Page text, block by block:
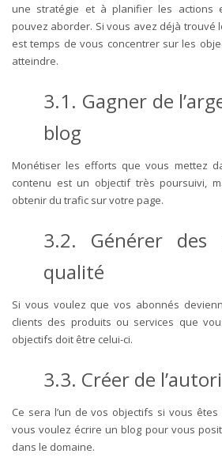
une stratégie et à planifier les actions
pouvez aborder. Si vous avez déjà trouvé
est temps de vous concentrer sur les
atteindre.
3.1. Gagner de
blog
Monétiser les efforts que vous mettez
contenu est un objectif très poursuivi,
obtenir du trafic sur votre page.
3.2. Générer des
qualité
Si vous voulez que vos abonnés
clients des produits ou services que
objectifs doit être celui-ci.
3.3. Créer de
Ce sera l’un de vos objectifs si vous
vous voulez écrire un blog pour vous
dans le domaine.